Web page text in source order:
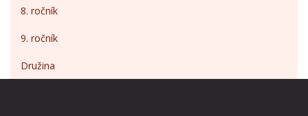
8. ročník
9. ročník
Družina